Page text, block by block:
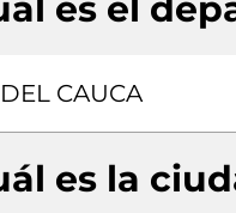
es el
CAUCA
es la